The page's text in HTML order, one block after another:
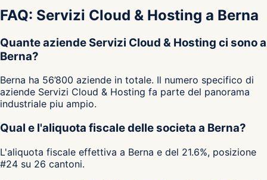
FAQ: Servizi Cloud & Hosting a Berna
Quante aziende Servizi Cloud & Hosting ci sono a
Berna?
Berna ha 56’800 aziende in totale. Il numero specifico di
aziende Servizi Cloud & Hosting fa parte del panorama
industriale piu ampio.
Qual e l'aliquota fiscale delle societa a Berna?
L'aliquota fiscale effettiva a Berna e del 21.6%, posizione
#24 su 26 cantoni.